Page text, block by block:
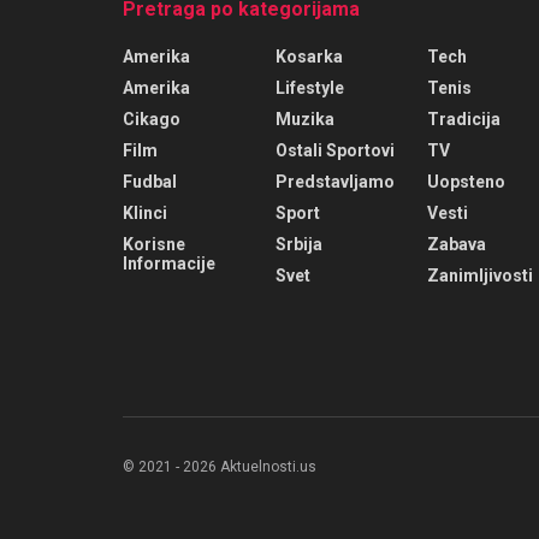
Pretraga po kategorijama
Amerika
Amerika
Cikago
Film
Fudbal
Klinci
Korisne
Informacije
Kosarka
Lifestyle
Muzika
Ostali Sportovi
Predstavljamo
Sport
Srbija
Svet
Tech
Tenis
Tradicija
TV
Uopsteno
Vesti
Zabava
Zanimljivosti
© 2021 - 2026 Aktuelnosti.us